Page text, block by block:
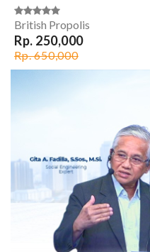
British Propolis
Rp. 250,000
Rp. 650,000